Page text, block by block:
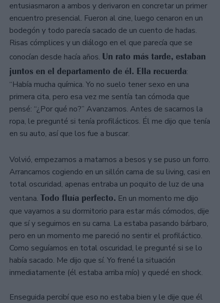
entusiasmaron a ambos y derivaron en concretar un primer
encuentro presencial. Fueron al cine, luego cenaron en un
bodegón y todo parecía sacado de un cuento de hadas.
Risas cómplices y un diálogo en el que parecía que se
conocían desde hacía años. Un rato más tarde, estaban
juntos en el departamento de él. Ella recuerda:
“Había mucha química. Yo no suelo tener sexo en una
primera cita, pero esa vez me sentía tan cómoda que
pensé: “¿Por qué no?” Avanzamos. Antes de sacarnos la
ropa, le pregunté si tenía profilácticos. Él me dijo que tenía
en su auto, así que los fue a buscar.
Volvió, empezamos a matarnos a besos y se puso un forro.
Arrancamos cogiendo en un sillón cama de su living, casi en
total oscuridad, apenas entraba un poquito de luz de una
ventana. Todo fluía perfecto. En un momento me dijo
que vayamos a su dormitorio para estar más cómodos, dije
que sí y seguimos en su cama. La estaba pasando bárbaro,
pero en un momento me pareció no sentir el profiláctico.
Como seguíamos en total oscuridad, le pregunté si se lo
había sacado. Me dijo que sí. Yo frené la situación
inmediatamente (él estaba arriba mío) y quedé en shock.
Enseguida percibí que eso no estaba bien y le dije que él